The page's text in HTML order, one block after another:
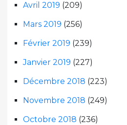
Avril 2019 (209)
Mars 2019 (256)
Février 2019 (239)
Janvier 2019 (227)
Décembre 2018 (223)
Novembre 2018 (249)
Octobre 2018 (236)